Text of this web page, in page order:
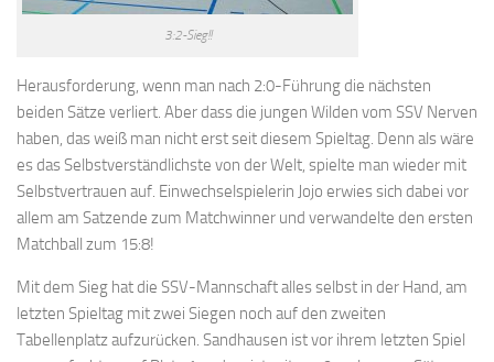
3:2-Sieg!!
Herausforderung, wenn man nach 2:0-Führung die nächsten
beiden Sätze verliert. Aber dass die jungen Wilden vom SSV Nerven
haben, das weiß man nicht erst seit diesem Spieltag. Denn als wäre
es das Selbstverständlichste von der Welt, spielte man wieder mit
Selbstvertrauen auf. Einwechselspielerin Jojo erwies sich dabei vor
allem am Satzende zum Matchwinner und verwandelte den ersten
Matchball zum 15:8!
Mit dem Sieg hat die SSV-Mannschaft alles selbst in der Hand, am
letzten Spieltag mit zwei Siegen noch auf den zweiten
Tabellenplatz aufzurücken. Sandhausen ist vor ihrem letzten Spiel